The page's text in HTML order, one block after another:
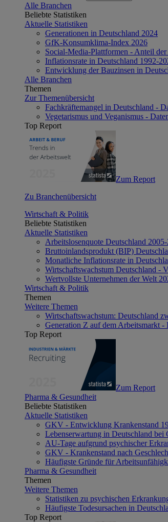
Alle Branchen
Beliebte Statistiken
Aktuelle Statistiken
Generationen in Deutschland 2024
GfK-Konsumklima-Index 2026
Social-Media-Plattformen - Anteil
Inflationsrate in Deutschland 1992-
Entwicklung der Bauzinsen in
Alle Branchen
Themen
Zur Themenübersicht
Fachkräftemangel in Deutschland -
Vegetarismus und Veganismus -
Top Report
Zum Report
Zu Branchenübersicht
Wirtschaft & Politik
Beliebte Statistiken
Aktuelle Statistiken
Arbeitslosenquote Deutschland
Bruttoinlandsprodukt (BIP)
Monatliche Inflationsrate in
Wirtschaftswachstum Deutschland -
Wertvollste Unternehmen der Welt
Wirtschaft & Politik
Themen
Weitere Themen
Wirtschaftswachstum: Deutschland
Generation Z auf dem Arbeitsmarkt -
Top Report
Zum Report
Pharma & Gesundheit
Beliebte Statistiken
Aktuelle Statistiken
GKV - Entwicklung Krankenstand
Lebenserwartung in Deutschland bei
AU-Tage aufgrund psychischer
GKV - Krankenstand nach
Häufigste Gründe für
Pharma & Gesundheit
Themen
Weitere Themen
Statistiken zu psychischen
Häufigste Todesursachen in
Top Report